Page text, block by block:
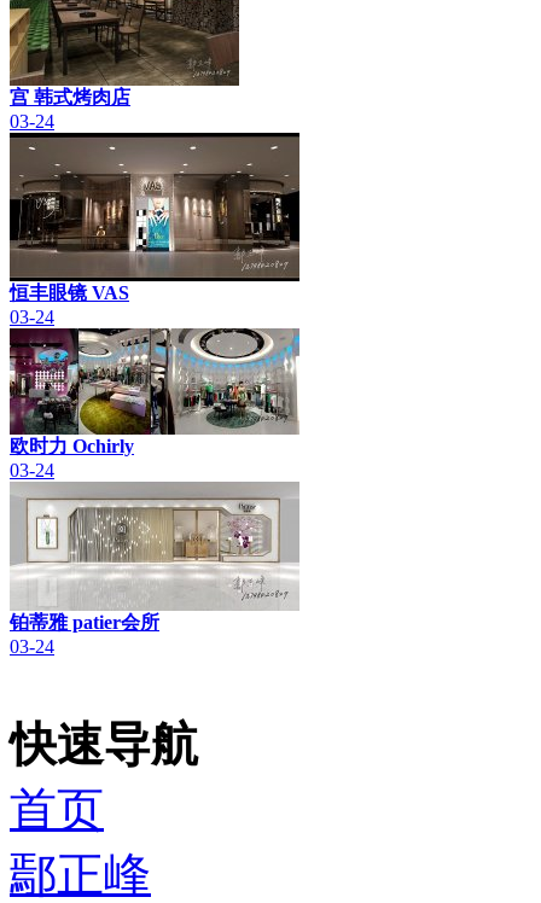
宫 韩式烤肉店
03-24
恒丰眼镜 VAS
03-24
欧时力 Ochirly
03-24
铂蒂雅 patier会所
03-24
快速导航
首页
鄢正峰